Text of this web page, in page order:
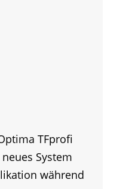
TFprofi
System
während